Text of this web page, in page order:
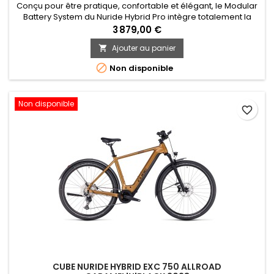
Conçu pour être pratique, confortable et élégant, le Modular
Battery System du Nuride Hybrid Pro intègre totalement la
batterie Bosch Powertube, et ceci est valable quel que soit
l’option de cadre que vous choisissez: ouvert, trapèze ou
traditionnel pour hommes. Il est également parfaitement
compatible avec le nouveau Smart System de Bosch. Ses...
3 879,00 €
 Ajouter au panier
 Non disponible
Non disponible
CUBE NURIDE HYBRID EXC 750 ALLROAD
favorite_border